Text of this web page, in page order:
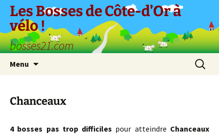
Aller
contenu
Les Bosses de Côte-d'Or à
vélo !
bosses21.com
Menu
Chanceaux
4 bosses pas trop difficiles pour atteindre Chanceaux